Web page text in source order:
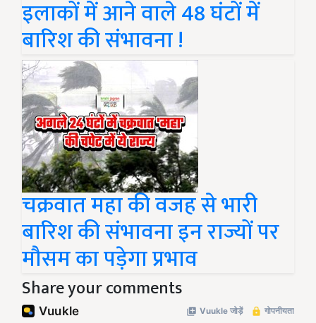
इलाकों में आने वाले 48 घंटों में
बारिश की संभावना !
चक्रवात महा की वजह से भारी
बारिश की संभावना इन राज्यों पर
मौसम का पड़ेगा प्रभाव
Share your comments